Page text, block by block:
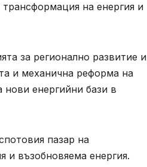
на енергия и
за регионално развитие и
и механична реформа на
енергийни бази в
пазар на
и възобновяема енергия.